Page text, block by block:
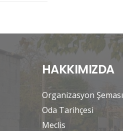
HAKKIMIZDA
Organizasyon Şeması
Oda Tarihçesi
Meclis